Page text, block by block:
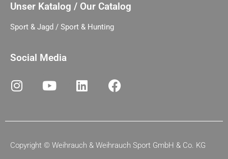
Unser Katalog / Our Catalog
Sport & Jagd / Sport & Hunting
Social Media
Copyright © Weihrauch & Weihrauch Sport GmbH & Co. KG